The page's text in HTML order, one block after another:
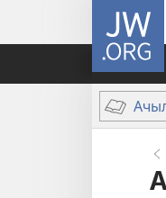
JW.ORG